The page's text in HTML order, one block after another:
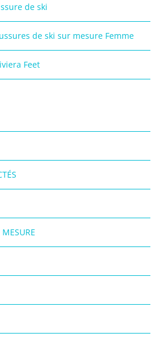
de ski
de ski sur mesure Femme
Feet